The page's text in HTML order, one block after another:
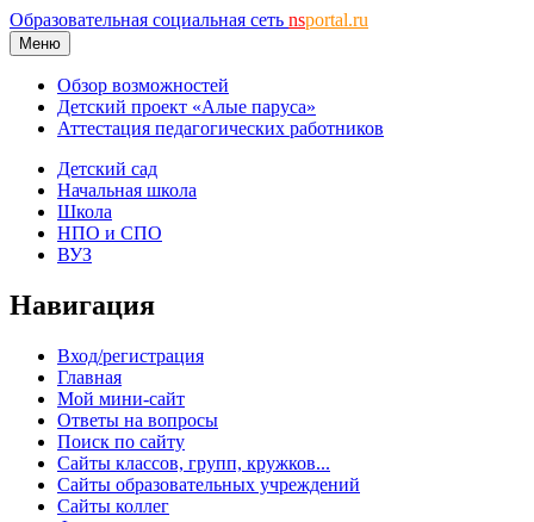
Образовательная социальная сеть nsportal.ru
Меню
Обзор возможностей
Детский проект «Алые паруса»
Аттестация педагогических работников
Детский сад
Начальная школа
Школа
НПО и СПО
ВУЗ
Навигация
Вход/регистрация
Главная
Мой мини-сайт
Ответы на вопросы
Поиск по сайту
Сайты классов, групп, кружков...
Сайты образовательных учреждений
Сайты коллег